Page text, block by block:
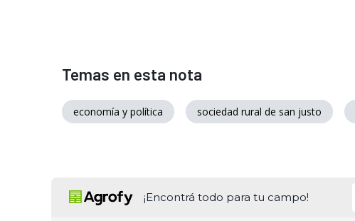
Temas en esta nota
economía y política sociedad rural de san justo
¡Encontrá todo para tu campo!